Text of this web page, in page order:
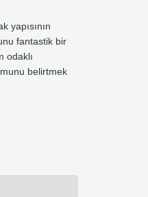
yapısının
fantastik bir
odaklı
belirtmek